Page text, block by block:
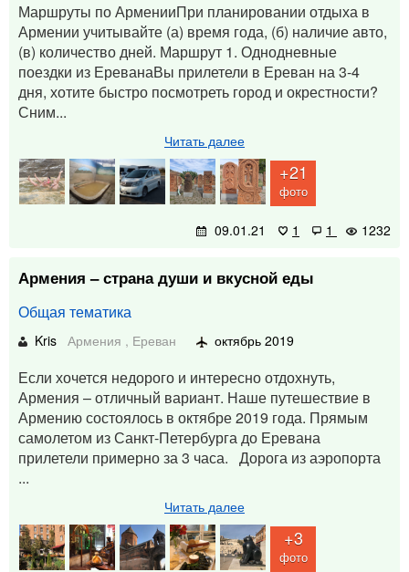
Маршруты по АрменииПри планировании отдыха в
Армении учитывайте (а) время года, (б) наличие авто,
(в) количество дней. Маршрут 1. Однодневные
поездки из ЕреванаВы прилетели в Ереван на 3-4
дня, хотите быстро посмотреть город и окрестности?
Сним...
Читать далее
+21
фото
09.01.21 1 1 1232
Армения – страна души и вкусной еды
Общая тематика
Kris Армения , Ереван октябрь 2019
Если хочется недорого и интересно отдохнуть,
Армения – отличный вариант. Наше путешествие в
Армению состоялось в октябре 2019 года. Прямым
самолетом из Санкт-Петербурга до Еревана
прилетели примерно за 3 часа. Дорога из аэропорта
...
Читать далее
+3
фото